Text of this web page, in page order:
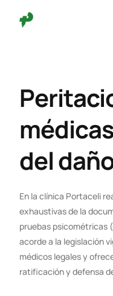
del
En la clínica Portaceli
exhaustivas de la
pruebas psicométricas
acorde a la legislación
médicos legales y
ratificación y defensa